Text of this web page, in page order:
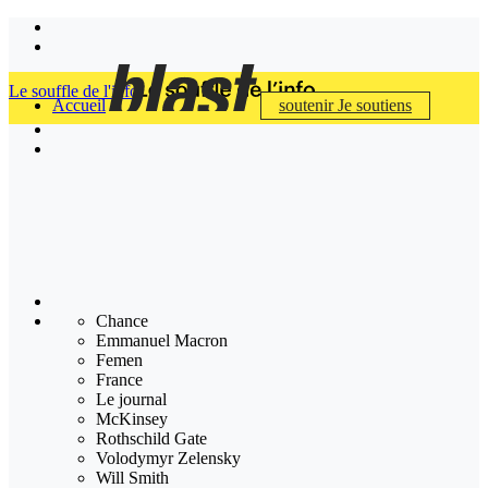
Accueil soutenirJe soutiens
Le souffle de l'info
Chance
Emmanuel Macron
Femen
France
Le journal
McKinsey
Rothschild Gate
Volodymyr Zelensky
Will Smith